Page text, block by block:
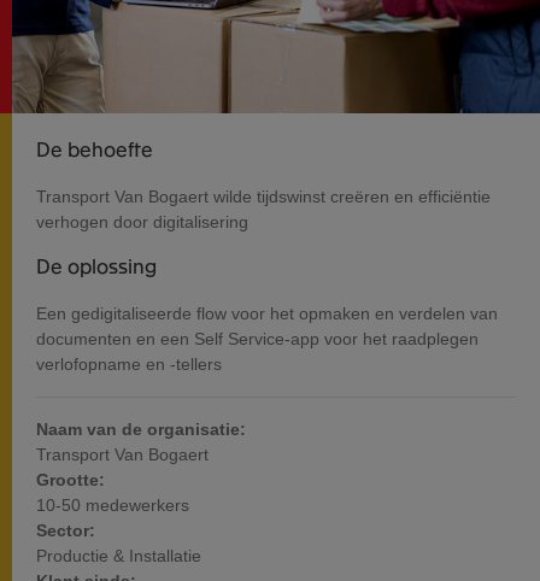
De behoefte
Transport Van Bogaert wilde tijdswinst creëren en efficiëntie
verhogen door digitalisering
De oplossing
Een gedigitaliseerde flow voor het opmaken en verdelen van
documenten en een Self Service-app voor het raadplegen
verlofopname en -tellers
Naam van de organisatie:
Transport Van Bogaert
Grootte:
10-50 medewerkers
Sector:
Productie & Installatie